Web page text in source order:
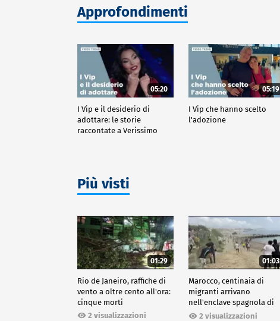
Approfondimenti
05:20
I Vip e il desiderio di
adottare: le storie
raccontate a Verissimo
05:19
I Vip che hanno scelto
l'adozione
Più visti
01:29
Rio de Janeiro, raffiche di
vento a oltre cento all'ora:
cinque morti
2 visualizzazioni
01:03
Marocco, centinaia di
migranti arrivano
nell'enclave spagnola di
Ceuta2 visualizzazioni